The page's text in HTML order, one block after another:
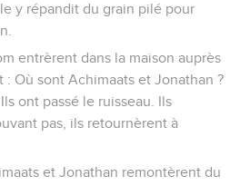
y répandit du grain pilé pour
entrèrent dans la maison auprès
Où sont Achimaats et Jonathan ?
ont passé le ruisseau. Ils
pas, ils retournèrent à
et Jonathan remontèrent du